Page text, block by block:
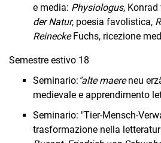
e media: Physiologus, Konrad
der Natur, poesia favolistica,
ReineckeFuchs, ricezione
Semestre estivo 18
Seminario: "alte maereneu
medievale e apprendimento
Seminario: "Tier-Mensch-
trasformazione nella